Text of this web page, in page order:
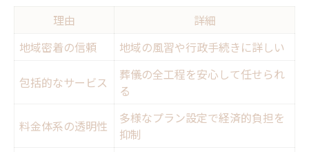
理由
詳細
地域密着の信頼
地域の風習や行政手続きに詳しい
包括的なサービス
葬儀の全工程を安心して任せられ
る
料金体系の透明性
多様なプラン設定で経済的負担を
抑制